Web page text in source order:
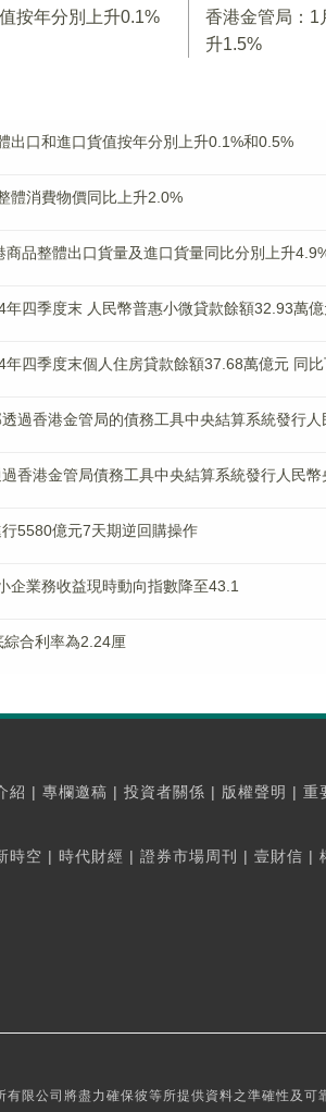
按年分別上升0.1%
香港金管局：1
升1.5%
出口和進口貨值按年分別上升0.1%和0.5%
體消費物價同比上升2.0%
商品整體出口貨量及進口貨量同比分別上升
年四季度末 人民幣普惠小微貸款餘額32.93萬
年四季度末個人住房貸款餘額37.68萬億元 同
過香港金管局的債務工具中央結算系統發行人
香港金管局債務工具中央結算系統發行人民幣
5580億元7天期逆回購操作
企業務收益現時動向指數降至43.1
綜合利率為2.24厘
紹 | 專欄邀稿 | 投資者關係 | 版權聲明 | 重
時空 | 時代財經 | 證券市場周刊 | 壹財信 |
限公司將盡力確保彼等所提供資料之準確性及